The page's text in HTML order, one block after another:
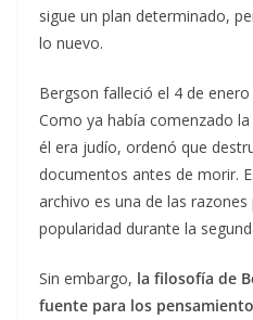
sigue un plan determinado,
lo nuevo.
Bergson falleció el 4 de
Como ya había comenzado
él era judío, ordenó que
documentos antes de morir.
archivo es una de las
popularidad durante la
Sin embargo, la filosofía de
fuente para los